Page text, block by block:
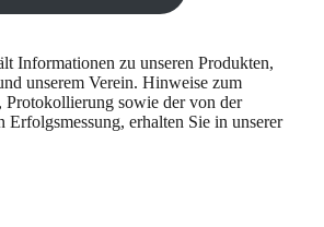
Informationen zu unseren Produkten,
unserem Verein. Hinweise zum
Protokollierung sowie der von der
erhalten Sie in unserer